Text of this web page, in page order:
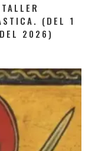
(DEL 1
2026)